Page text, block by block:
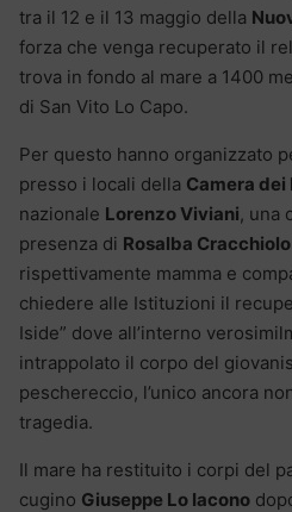
tra il 12 e il 13 maggio della
forza che venga recuperato il
trova in fondo al mare a 1400
di San Vito Lo Capo.
Per questo hanno organizzato
presso i locali della Camera dei
nazionale Lorenzo Viviani, una
presenza di Rosalba Cracchiolo
rispettivamente mamma e
chiedere alle Istituzioni il
Iside” dove all’interno
intrappolato il corpo del
peschereccio, l’unico ancora
tragedia.
Il mare ha restituito i corpi del
cugino Giuseppe Lo Iacono